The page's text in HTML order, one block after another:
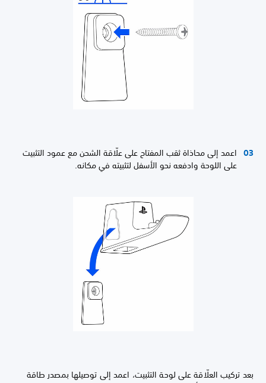
اعمد إلى محاذاة ثقب المفتاح على علّاقة الشحن مع عمود التثبيت
على اللوحة وادفعه نحو الأسفل لتثبيته في مكانه.
بعد تركيب العلّاقة على لوحة التثبيت، اعمد إلى توصيلها بمصدر طاقة